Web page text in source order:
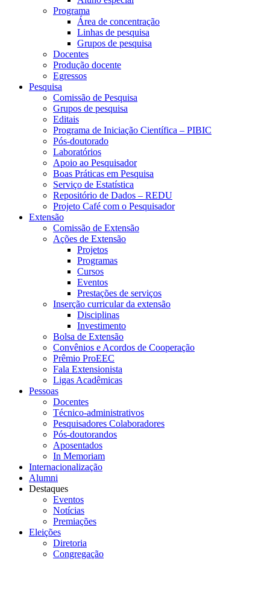
Programa
Área de concentração
Linhas de pesquisa
Grupos de pesquisa
Docentes
Produção docente
Egressos
Pesquisa
Comissão de Pesquisa
Grupos de pesquisa
Editais
Programa de Iniciação Científica – PIBIC
Pós-doutorado
Laboratórios
Apoio ao Pesquisador
Boas Práticas em Pesquisa
Serviço de Estatística
Repositório de Dados – REDU
Projeto Café com o Pesquisador
Extensão
Comissão de Extensão
Ações de Extensão
Projetos
Programas
Cursos
Eventos
Prestações de serviços
Inserção curricular da extensão
Disciplinas
Investimento
Bolsa de Extensão
Convênios e Acordos de Cooperação
Prêmio ProEEC
Fala Extensionista
Ligas Acadêmicas
Pessoas
Docentes
Técnico-administrativos
Pesquisadores Colaboradores
Pós-doutorandos
Aposentados
In Memoriam
Internacionalização
Alumni
Destaques
Eventos
Notícias
Premiações
Eleições
Diretoria
Congregação